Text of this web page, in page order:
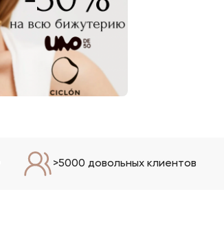
>5000 довольных клиентов